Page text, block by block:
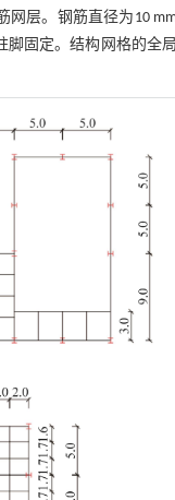
层。钢筋直径为10
固定。结构网格的全